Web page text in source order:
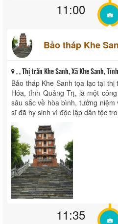
11:00
Bảo tháp Khe
, , Thị trấn Khe Sanh, Xã Khe Sanh,
Bảo tháp Khe Sanh tọa lạc tại
Hóa, tỉnh Quảng Trị, là một
sâu sắc về hòa bình, tưởng
sĩ đã hy sinh vì độc lập dân tộc
11:35